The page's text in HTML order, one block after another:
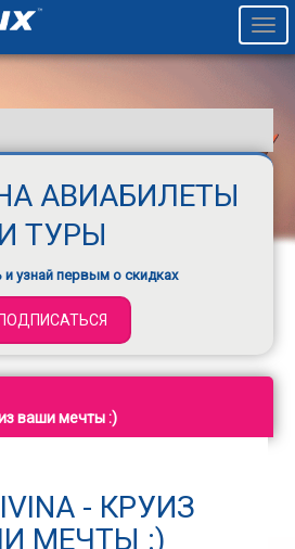
АВИАБИЛЕТЫ
И ТУРЫ
узнай первым о скидках
ПОДПИСАТЬСЯ
ваши мечты :)
- КРУИЗ
МЕЧТЫ :)